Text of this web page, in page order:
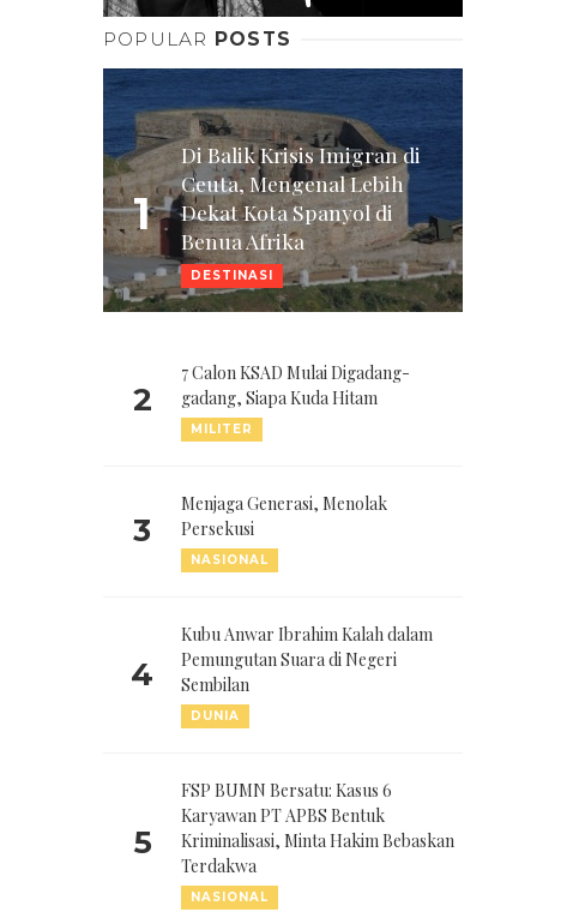
POPULAR POSTS
1
Di Balik Krisis Imigran di
Ceuta, Mengenal Lebih
Dekat Kota Spanyol di
Benua Afrika
DESTINASI
2
7 Calon KSAD Mulai Digadang-
gadang, Siapa Kuda Hitam
MILITER
3
Menjaga Generasi, Menolak
Persekusi
NASIONAL
4
Kubu Anwar Ibrahim Kalah dalam
Pemungutan Suara di Negeri
Sembilan
DUNIA
5
FSP BUMN Bersatu: Kasus 6
Karyawan PT APBS Bentuk
Kriminalisasi, Minta Hakim Bebaskan
Terdakwa
NASIONAL